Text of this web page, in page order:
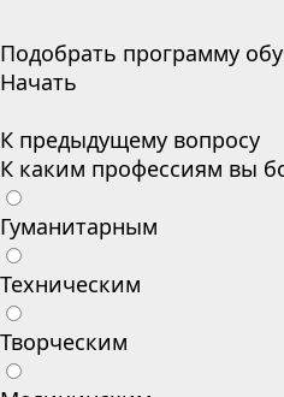
Подобрать программу
Начать
К предыдущему вопросу
К каким профессиям вы
Гуманитарным
Техническим
Творческим